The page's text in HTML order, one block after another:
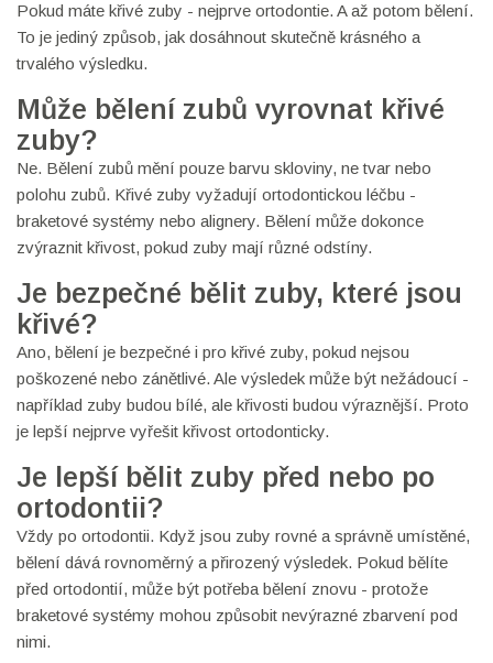
Pokud máte křivé zuby - nejprve ortodontie. A až potom bělení.
To je jediný způsob, jak dosáhnout skutečně krásného a
trvalého výsledku.
Může bělení zubů vyrovnat křivé
zuby?
Ne. Bělení zubů mění pouze barvu skloviny, ne tvar nebo
polohu zubů. Křivé zuby vyžadují ortodontickou léčbu -
braketové systémy nebo alignery. Bělení může dokonce
zvýraznit křivost, pokud zuby mají různé odstíny.
Je bezpečné bělit zuby, které jsou
křivé?
Ano, bělení je bezpečné i pro křivé zuby, pokud nejsou
poškozené nebo zánětlivé. Ale výsledek může být nežádoucí -
například zuby budou bílé, ale křivosti budou výraznější. Proto
je lepší nejprve vyřešit křivost ortodonticky.
Je lepší bělit zuby před nebo po
ortodontii?
Vždy po ortodontii. Když jsou zuby rovné a správně umístěné,
bělení dává rovnoměrný a přirozený výsledek. Pokud bělíte
před ortodontií, může být potřeba bělení znovu - protože
braketové systémy mohou způsobit nevýrazné zbarvení pod
nimi.